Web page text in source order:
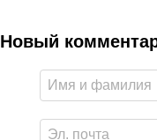
Новый